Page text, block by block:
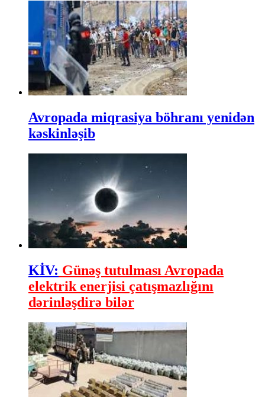
Avropada miqrasiya böhranı yenidən
kəskinləşib
KİV: Günəş tutulması Avropada
elektrik enerjisi çatışmazlığını
dərinləşdirə bilər